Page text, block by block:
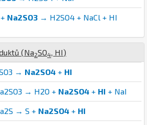
+ Na2SO3 → H2SO4 + NaCl + HI
(Na2SO4, HI)
→ Na2SO4 + HI
→ H2O + Na2SO4 + HI + NaI
→ S + Na2SO4 + HI